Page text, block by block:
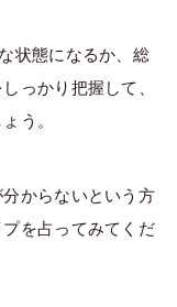
状態になるか、総
っかり把握して、
う。
からないという方
を占ってみてくだ